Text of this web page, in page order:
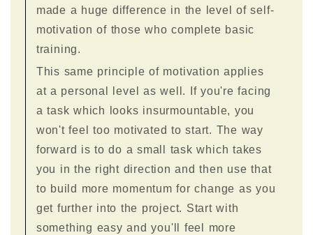
made a huge difference in the level of self-
motivation of those who complete basic
training.
This same principle of motivation applies
at a personal level as well. If you're facing
a task which looks insurmountable, you
won't feel too motivated to start. The way
forward is to do a small task which takes
you in the right direction and then use that
to build more momentum for change as you
get further into the project. Start with
something easy and you'll feel more